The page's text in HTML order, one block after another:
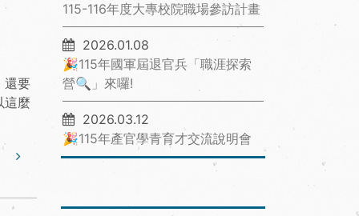
還要
這麼
115-116年度大專校院職場參訪計畫
2026.01.08
🎉115年國軍屆退官兵「職涯探索
營🔍」來囉!
2026.03.12
🎉115年產官學青育才交流說明會